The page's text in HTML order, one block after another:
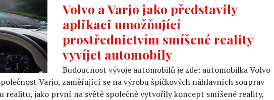
Volvo a Varjo jako představily
aplikaci umožňující
prostřednictvím smíšené reality
vyvíjet automobily
Budoucnost vývoje automobilů je zde: automobilka Volvo
Varjo, zaměřující se na výrobu špičkových náhlavních souprav
realitu, jako první na světě společně vytvořily koncept smíšené reality,